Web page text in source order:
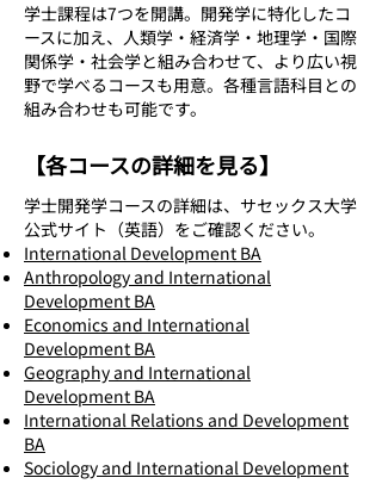
学士課程は7つを開講。開発学に特化したコ
ースに加え、人類学・経済学・地理学・国際
関係学・社会学と組み合わせて、より広い視
野で学べるコースも用意。各種言語科目との
組み合わせも可能です。
【各コースの詳細を見る】
​​学士開発学コースの詳細は、サセックス大学
公式サイト（英語）をご確認ください。
International Development BA
Anthropology and International
Development BA
Economics and International
Development BA
Geography and International
Development BA
International Relations and Development
BA
Sociology and International Development